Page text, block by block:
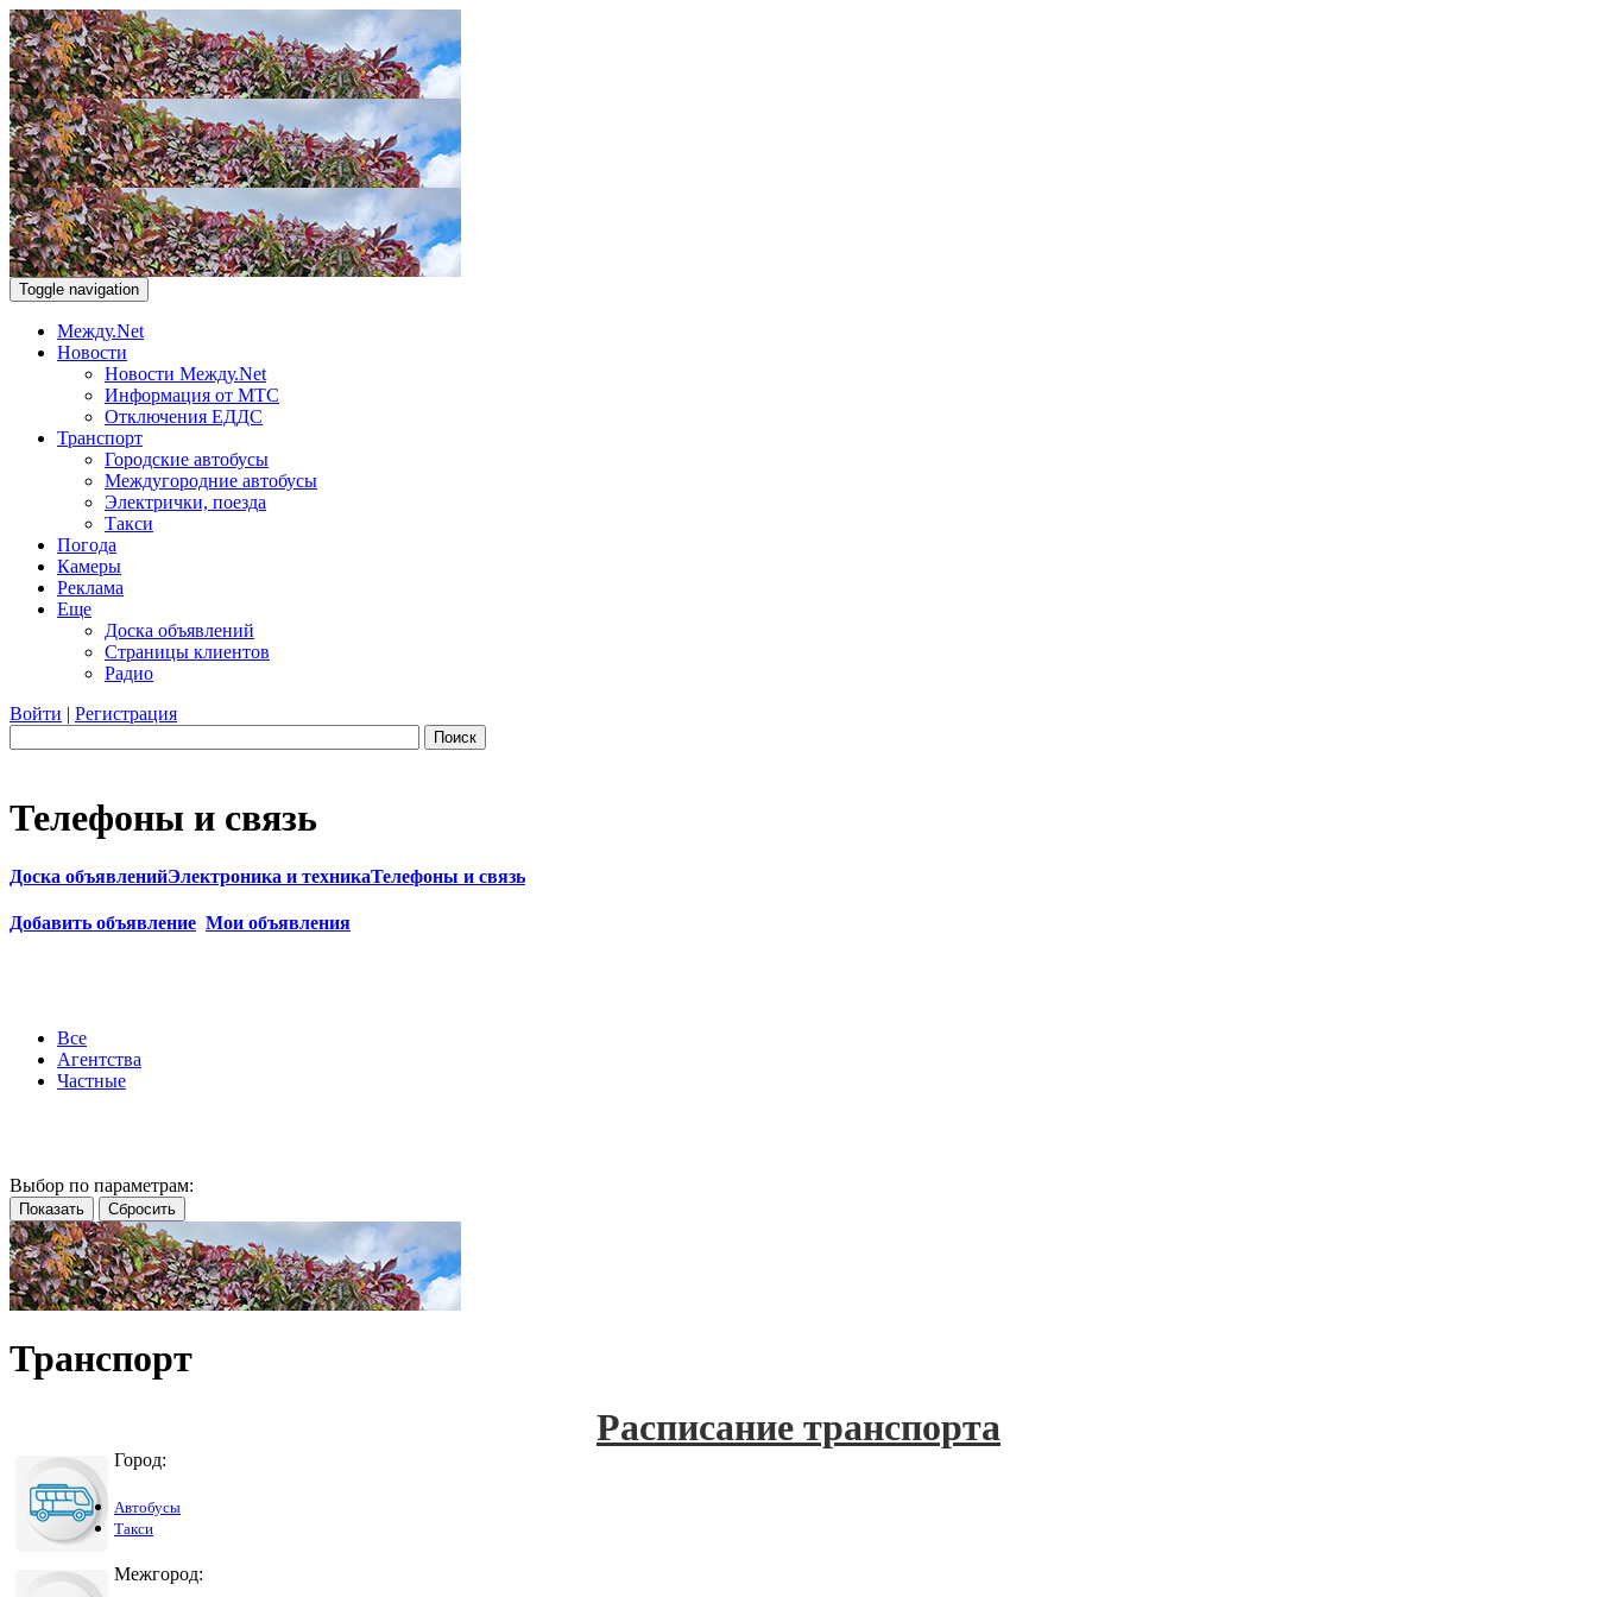
Toggle navigation
Между.Net
Новости
Новости Между.Net
Информация от МТС
Отключения ЕДДС
Транспорт
Городские автобусы
Междугородние автобусы
Электрички, поезда
Такси
Погода
Камеры
Реклама
Еще
Доска объявлений
Страницы клиентов
Радио
Войти | Регистрация
Поиск
Телефоны и связь
Доска объявленийЭлектроника и техникаТелефоны и связь
Добавить объявление Мои объявления
Все
Агентства
Частные
Выбор по параметрам:
Транспорт
Расписание транспорта
Город:
Автобусы
Такси
Межгород: